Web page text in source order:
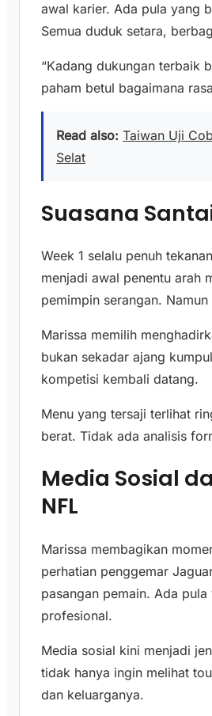
awal karier. Ada pula yang
Semua duduk setara,
“Kadang dukungan terbaik
paham betul bagaimana
Read also: Taiwan Uji
Selat
Suasana
Week 1 selalu penuh
menjadi awal penentu arah
pemimpin serangan.
Marissa memilih
bukan sekadar ajang
kompetisi kembali datang.
Menu yang tersaji terlihat
berat. Tidak ada analisis
Media Sosial
NFL
Marissa membagikan
perhatian penggemar
pasangan pemain. Ada
profesional.
Media sosial kini menjadi
tidak hanya ingin melihat
dan keluarganya.